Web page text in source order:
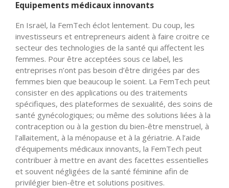
Equipements médicaux innovants
En Israël, la FemTech éclot lentement. Du coup, les
investisseurs et entrepreneurs aident à faire croitre ce
secteur des technologies de la santé qui affectent les
femmes. Pour être acceptées sous ce label, les
entreprises n’ont pas besoin d’être dirigées par des
femmes bien que beaucoup le soient. La FemTech peut
consister en des applications ou des traitements
spécifiques, des plateformes de sexualité, des soins de
santé gynécologiques; ou même des solutions liées à la
contraception ou à la gestion du bien-être menstruel, à
l’allaitement, à la ménopause et à la gériatrie. A l’aide
d’équipements médicaux innovants, la FemTech peut
contribuer à mettre en avant des facettes essentielles
et souvent négligées de la santé féminine afin de
privilégier bien-être et solutions positives.